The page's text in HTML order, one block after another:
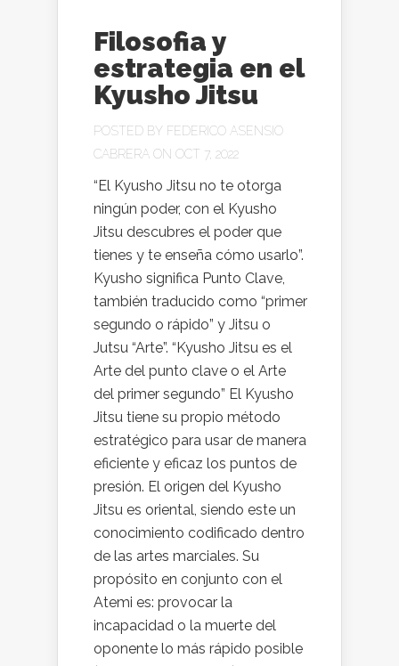
Filosofia y
estrategia en el
Kyusho Jitsu
POSTED BY FEDERICO ASENSIO
CABRERA ON OCT 7, 2022
“El Kyusho Jitsu no te otorga
ningún poder, con el Kyusho
Jitsu descubres el poder que
tienes y te enseña cómo usarlo”.
Kyusho significa Punto Clave,
también traducido como “primer
segundo o rápido” y Jitsu o
Jutsu “Arte”. “Kyusho Jitsu es el
Arte del punto clave o el Arte
del primer segundo” El Kyusho
Jitsu tiene su propio método
estratégico para usar de manera
eficiente y eficaz los puntos de
presión. El origen del Kyusho
Jitsu es oriental, siendo este un
conocimiento codificado dentro
de las artes marciales. Su
propósito en conjunto con el
Atemi es: provocar la
incapacidad o la muerte del
oponente lo más rápido posible